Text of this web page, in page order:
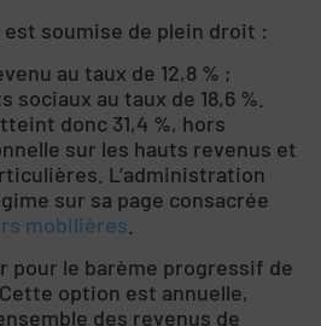
est soumise de plein droit :
au taux de 12,8 % ;
sociaux au taux de 18,6 %.
donc 31,4 %, hors
sur les hauts revenus et
L’administration
sur sa page consacrée
mobilières
pour le barème progressif de
option est annuelle,
des revenus de